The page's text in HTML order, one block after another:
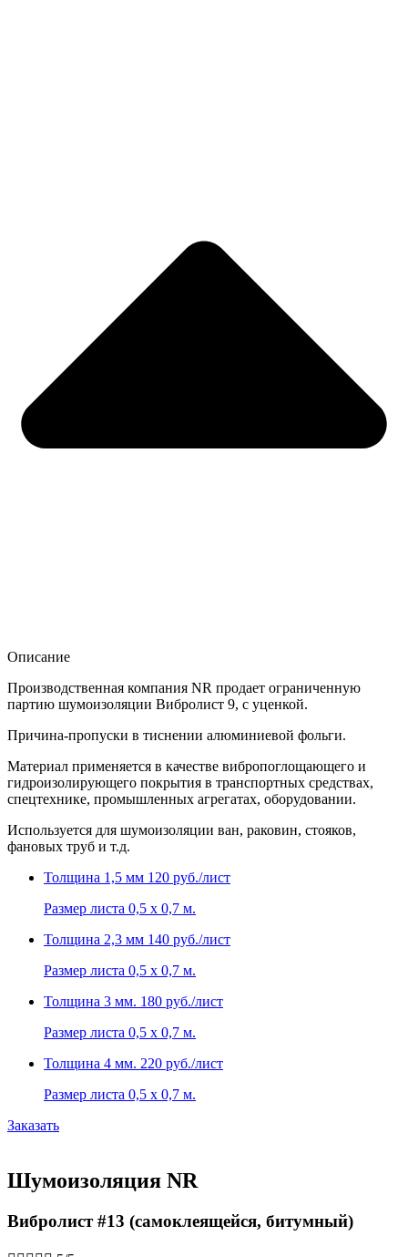
Описание
Производственная компания NR продает ограниченную
партию шумоизоляции Вибролист 9, с уценкой.
Причина-пропуски в тиснении алюминиевой фольги.
Материал применяется в качестве вибропоглощающего и
гидроизолирующего покрытия в транспортных средствах,
спецтехнике, промышленных агрегатах, оборудовании.
Используется для шумоизоляции ван, раковин, стояков,
фановых труб и т.д.
Толщина 1,5 мм 120 руб./лист
Размер листа 0,5 х 0,7 м.
Толщина 2,3 мм 140 руб./лист
Размер листа 0,5 х 0,7 м.
Толщина 3 мм. 180 руб./лист
Размер листа 0,5 х 0,7 м.
Толщина 4 мм. 220 руб./лист
Размер листа 0,5 х 0,7 м.
Заказать
Шумоизоляция NR
Вибролист #13 (самоклеящейся, битумный)